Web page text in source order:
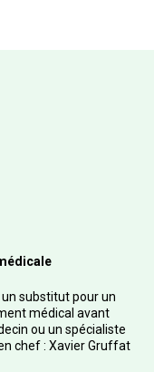
substitut pour un
médical avant
ou un spécialiste
chef : Xavier Gruffat